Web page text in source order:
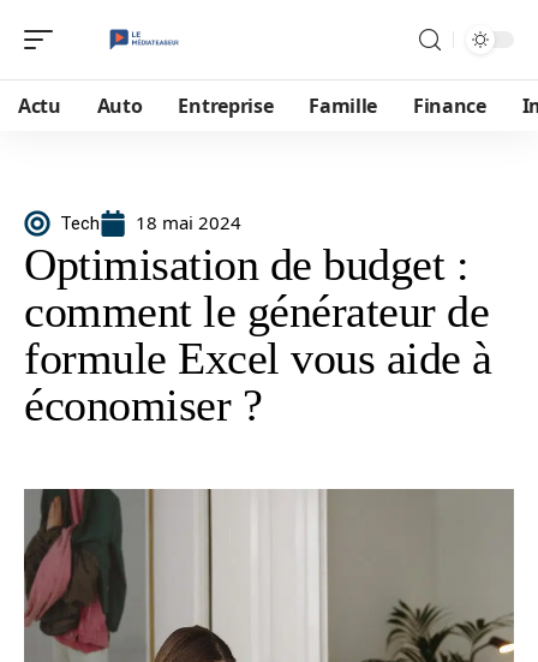
Actu Auto Entreprise Famille Finance
Tech 18 mai 2024
Optimisation de budget :
comment le générateur de
formule Excel vous aide à
économiser ?